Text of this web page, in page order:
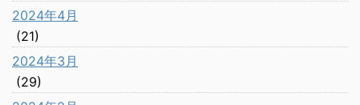
2024年4月
(21)
2024年3月
(29)